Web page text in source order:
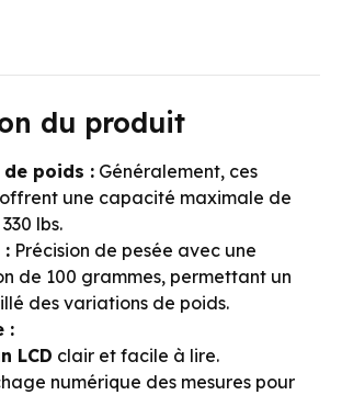
du produit
poids : Généralement, ces
une capacité maximale de
lbs.
: Précision de pesée avec une
de 100 grammes, permettant un
des variations de poids.
:
LCD clair et facile à lire.
numérique des mesures pour